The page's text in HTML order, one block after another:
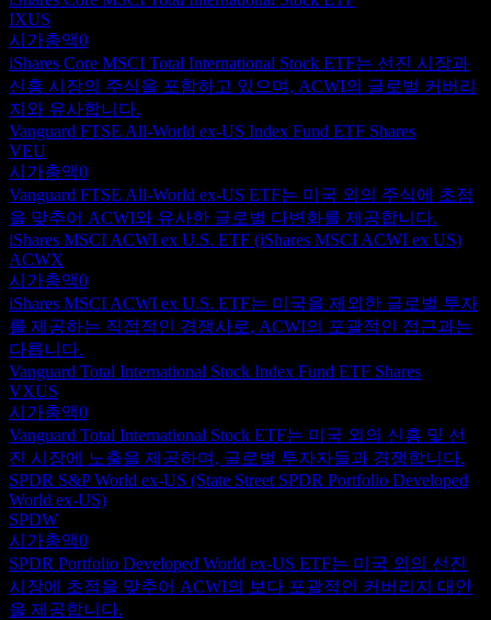
IXUS
시가총액0
iShares Core MSCI Total International Stock ETF는 선진 시장과
신흥 시장의 주식을 포함하고 있으며, ACWI의 글로벌 커버리
지와 유사합니다.
Vanguard FTSE All-World ex-US Index Fund ETF Shares
VEU
시가총액0
Vanguard FTSE All-World ex-US ETF는 미국 외의 주식에 초점
을 맞추어 ACWI와 유사한 글로벌 다변화를 제공합니다.
iShares MSCI ACWI ex U.S. ETF (iShares MSCI ACWI ex US)
ACWX
시가총액0
iShares MSCI ACWI ex U.S. ETF는 미국을 제외한 글로벌 투자
를 제공하는 직접적인 경쟁사로, ACWI의 포괄적인 접근과는
다릅니다.
Vanguard Total International Stock Index Fund ETF Shares
VXUS
시가총액0
Vanguard Total International Stock ETF는 미국 외의 신흥 및 선
진 시장에 노출을 제공하며, 글로벌 투자자들과 경쟁합니다.
SPDR S&P World ex-US (State Street SPDR Portfolio Developed
World ex-US)
SPDW
시가총액0
SPDR Portfolio Developed World ex-US ETF는 미국 외의 선진
시장에 초점을 맞추어 ACWI의 보다 포괄적인 커버리지 대안
을 제공합니다.